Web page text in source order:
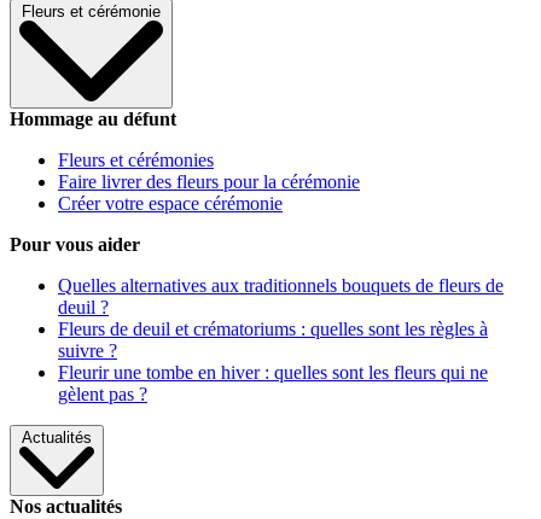
Fleurs et cérémonie
Hommage au défunt
Fleurs et cérémonies
Faire livrer des fleurs pour la cérémonie
Créer votre espace cérémonie
Pour vous aider
Quelles alternatives aux traditionnels bouquets de fleurs de
deuil ?
Fleurs de deuil et crématoriums : quelles sont les règles à
suivre ?
Fleurir une tombe en hiver : quelles sont les fleurs qui ne
gèlent pas ?
Actualités
Nos actualités